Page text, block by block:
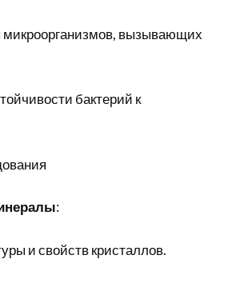
вызывающих
бактерий к
:
и свойств кристаллов.